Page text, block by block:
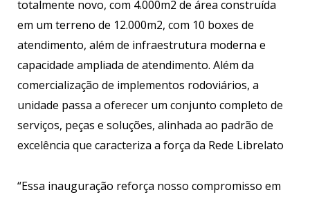
totalmente novo, com 4.000m2 de área construída
em um terreno de 12.000m2, com 10 boxes de
atendimento, além de infraestrutura moderna e
capacidade ampliada de atendimento. Além da
comercialização de implementos rodoviários, a
unidade passa a oferecer um conjunto completo de
serviços, peças e soluções, alinhada ao padrão de
excelência que caracteriza a força da Rede Librelato
“Essa inauguração reforça nosso compromisso em